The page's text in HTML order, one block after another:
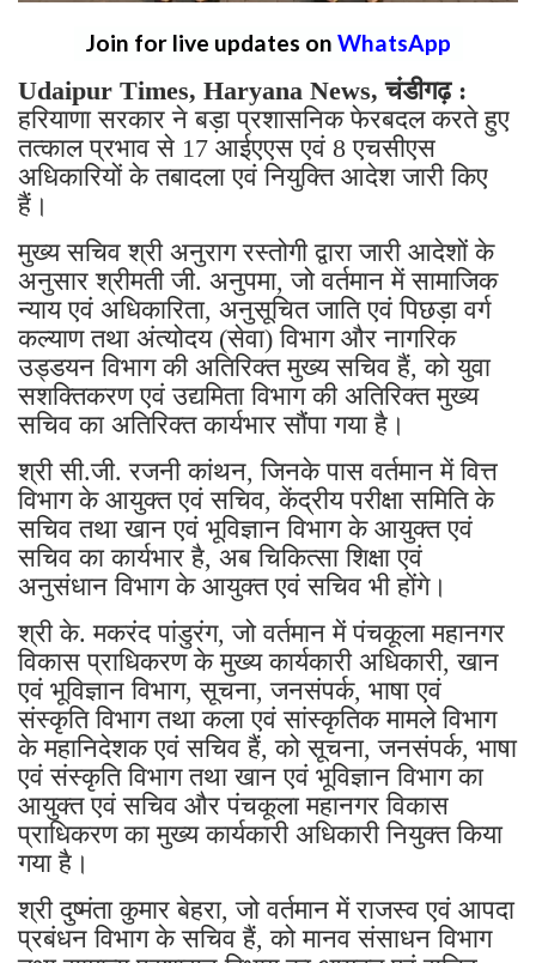
Join for live updates on WhatsApp
Udaipur Times, Haryana News, चंडीगढ़ :
हरियाणा सरकार ने बड़ा प्रशासनिक फेरबदल करते हुए
तत्काल प्रभाव से 17 आईएएस एवं 8 एचसीएस
अधिकारियों के तबादला एवं नियुक्ति आदेश जारी किए
हैं।
मुख्य सचिव श्री अनुराग रस्तोगी द्वारा जारी आदेशों के
अनुसार श्रीमती जी. अनुपमा, जो वर्तमान में सामाजिक
न्याय एवं अधिकारिता, अनुसूचित जाति एवं पिछड़ा वर्ग
कल्याण तथा अंत्योदय (सेवा) विभाग और नागरिक
उड्डयन विभाग की अतिरिक्त मुख्य सचिव हैं, को युवा
सशक्तिकरण एवं उद्यमिता विभाग की अतिरिक्त मुख्य
सचिव का अतिरिक्त कार्यभार सौंपा गया है।
श्री सी.जी. रजनी कांथन, जिनके पास वर्तमान में वित्त
विभाग के आयुक्त एवं सचिव, केंद्रीय परीक्षा समिति के
सचिव तथा खान एवं भूविज्ञान विभाग के आयुक्त एवं
सचिव का कार्यभार है, अब चिकित्सा शिक्षा एवं
अनुसंधान विभाग के आयुक्त एवं सचिव भी होंगे।
श्री के. मकरंद पांडुरंग, जो वर्तमान में पंचकूला महानगर
विकास प्राधिकरण के मुख्य कार्यकारी अधिकारी, खान
एवं भूविज्ञान विभाग, सूचना, जनसंपर्क, भाषा एवं
संस्कृति विभाग तथा कला एवं सांस्कृतिक मामले विभाग
के महानिदेशक एवं सचिव हैं, को सूचना, जनसंपर्क, भाषा
एवं संस्कृति विभाग तथा खान एवं भूविज्ञान विभाग का
आयुक्त एवं सचिव और पंचकूला महानगर विकास
प्राधिकरण का मुख्य कार्यकारी अधिकारी नियुक्त किया
गया है।
श्री दुष्मंता कुमार बेहरा, जो वर्तमान में राजस्व एवं आपदा
प्रबंधन विभाग के सचिव हैं, को मानव संसाधन विभाग